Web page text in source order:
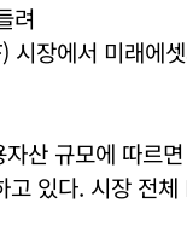
려
시장에서 미래에
산 규모에 따르
있다. 시장 전